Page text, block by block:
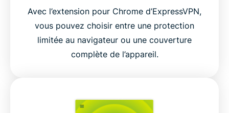
Avec l’extension pour Chrome d’ExpressVPN,
vous pouvez choisir entre une protection
limitée au navigateur ou une couverture
complète de l’appareil.